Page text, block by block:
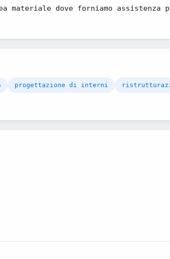
materiale dove forniamo
progettazione di interni